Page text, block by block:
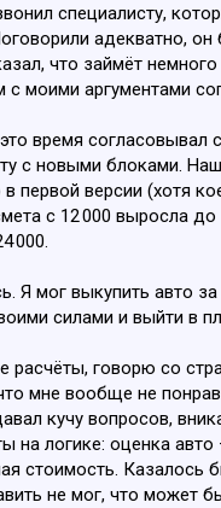
специалисту,
адекватно, он
что займёт
моими аргументами
время согласовывал
с новыми блоками.
первой версии (хотя
с 12 000 выросла до
000.
Я мог выкупить авто за
силами и выйти в
расчёты, говорю со
мне вообще не
кучу вопросов,
на логике: оценка авто
стоимость. Казалось
не мог, что может